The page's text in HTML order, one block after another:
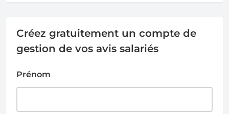
Créez gratuitement un compte de
gestion de vos avis salariés
Prénom